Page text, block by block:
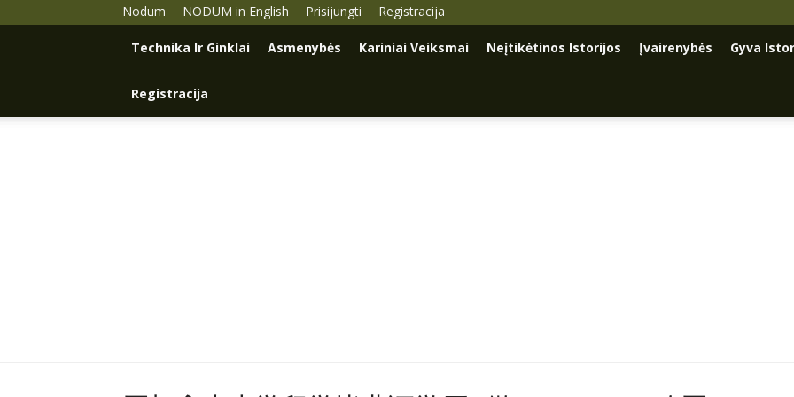
Nodum NODUM in English Prisijungti Registracija
Technika Ir Ginklai Asmenybės Kariniai Veiksmai Neįtikėtinos Istorijos Įvairenybės Gyva
Registracija